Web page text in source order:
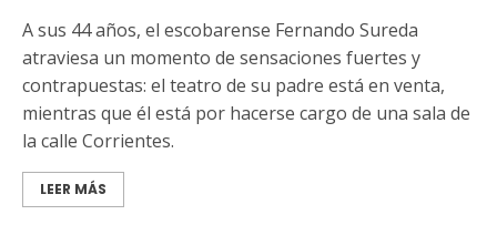
A sus 44 años, el escobarense Fernando Sureda
atraviesa un momento de sensaciones fuertes y
contrapuestas: el teatro de su padre está en venta,
mientras que él está por hacerse cargo de una sala de
la calle Corrientes.
LEER MÁS